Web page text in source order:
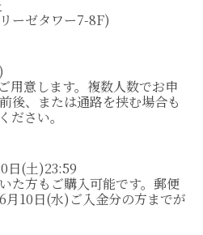
ーゼタワー7-8F)
用意します。複数人数でお申
後、または通路を挟む場合も
ださい。
日(土)23:59
た方もご購入可能です。郵便
10日(水)ご入金分の方までが